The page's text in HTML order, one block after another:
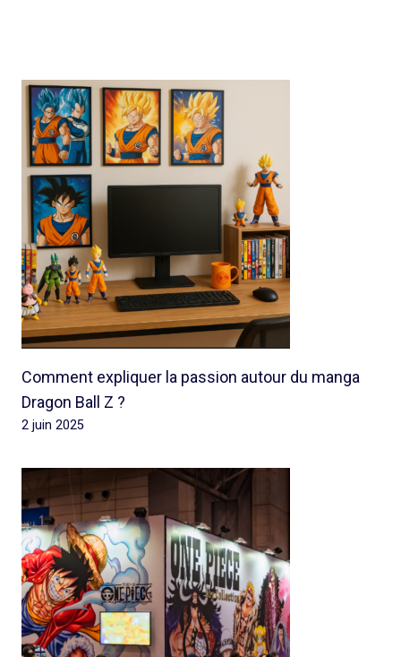
Comment expliquer la passion autour du manga
Dragon Ball Z ?
2 juin 2025